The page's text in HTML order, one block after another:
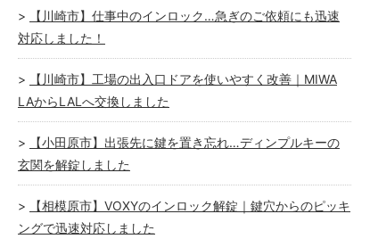
【川崎市】仕事中のインロック…急ぎのご依頼にも迅速
対応しました！
【川崎市】工場の出入口ドアを使いやすく改善｜MIWA
LAからLALへ交換しました
【小田原市】出張先に鍵を置き忘れ…ディンプルキーの
玄関を解錠しました
【相模原市】VOXYのインロック解錠｜鍵穴からのピッキ
ングで迅速対応しました